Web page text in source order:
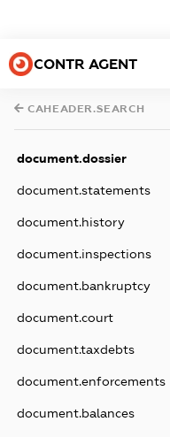
CONTR AGENT
CAHEADER.SEARCH
document.dossier
document.statements
document.history
document.inspections
document.bankruptcy
document.court
document.taxdebts
document.enforcements
document.balances